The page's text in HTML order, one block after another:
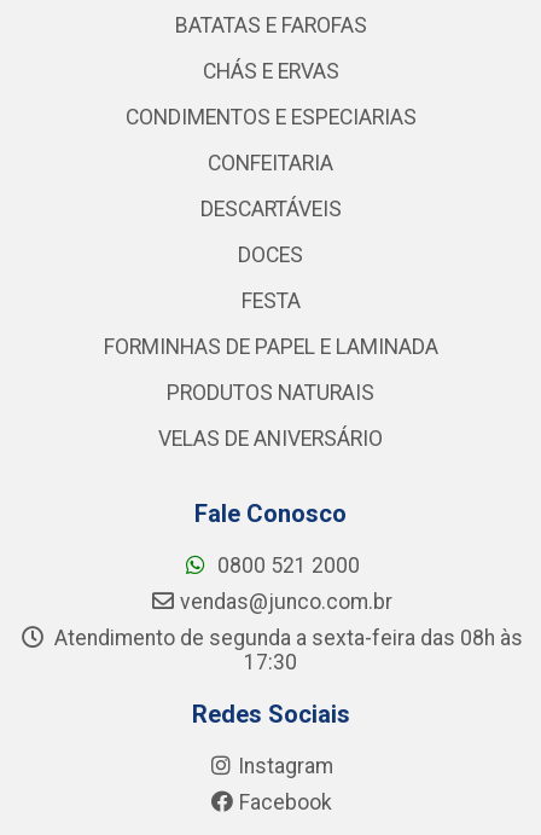
BATATAS E FAROFAS
CHÁS E ERVAS
CONDIMENTOS E ESPECIARIAS
CONFEITARIA
DESCARTÁVEIS
DOCES
FESTA
FORMINHAS DE PAPEL E LAMINADA
PRODUTOS NATURAIS
VELAS DE ANIVERSÁRIO
Fale Conosco
0800 521 2000
vendas@junco.com.br
Atendimento de segunda a sexta-feira das 08h às
17:30
Redes Sociais
Instagram
Facebook